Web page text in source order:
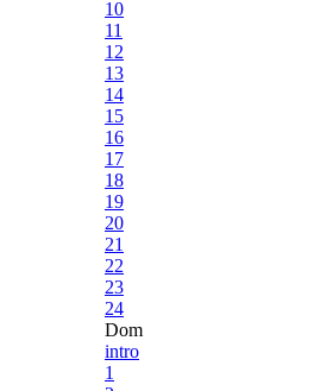
10
11
12
13
14
15
16
17
18
19
20
21
22
23
24
Dom
intro
1